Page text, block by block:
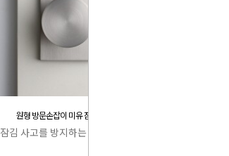
원형 방문손잡이 미유 잠김 사고 방지
잠김 사고를 방지하는 특허 캐치박스